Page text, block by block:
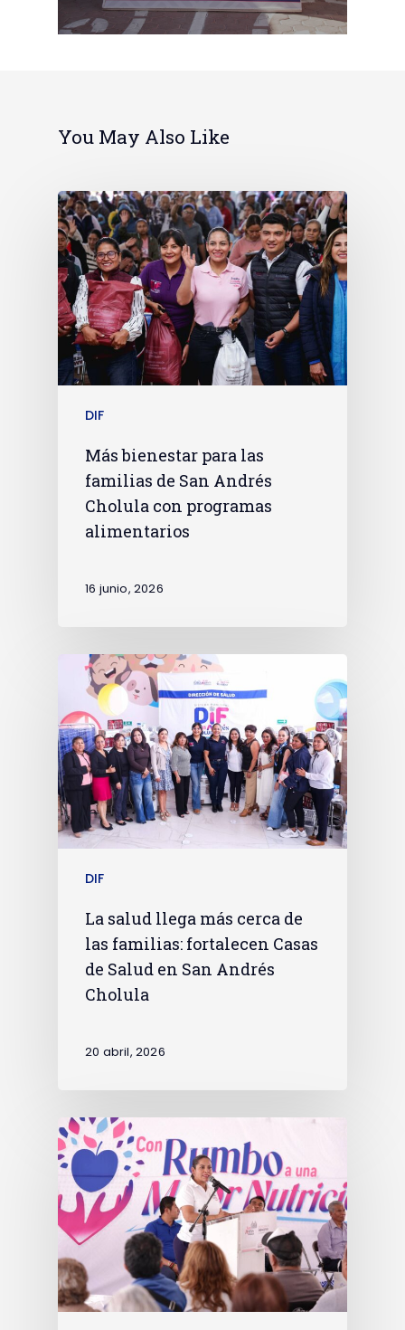
You May Also Like
DIF
Más bienestar para las
familias de San Andrés
Cholula con programas
alimentarios
16 junio, 2026
DIF
La salud llega más cerca de
las familias: fortalecen Casas
de Salud en San Andrés
Cholula
20 abril, 2026